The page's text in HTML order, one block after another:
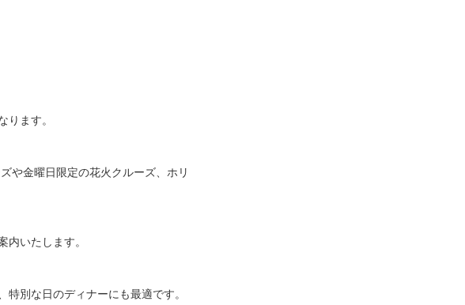
ります。
や金曜日限定の花火クルーズ、ホリ
内いたします。
別な日のディナーにも最適です。